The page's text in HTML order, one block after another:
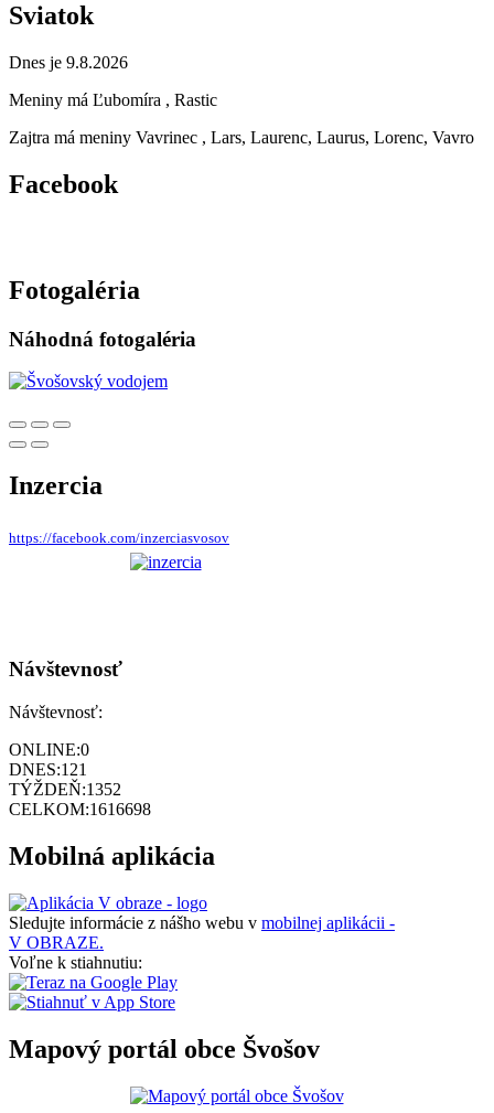
Sviatok
Dnes je 9.8.2026
Meniny má Ľubomíra , Rastic
Zajtra má meniny Vavrinec , Lars, Laurenc, Laurus, Lorenc, Vavro
Facebook
Fotogaléria
Náhodná fotogaléria
Inzercia
https://facebook.com/inzerciasvosov
Návštevnosť
Návštevnosť:
ONLINE:0
DNES:121
TÝŽDEŇ:1352
CELKOM:1616698
Mobilná aplikácia
Sledujte informácie z nášho webu v mobilnej aplikácii -
V OBRAZE.
Voľne k stiahnutiu:
Mapový portál obce Švošov